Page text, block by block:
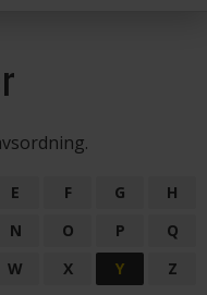
E F G
H
N O P
Q
W X Y
Z